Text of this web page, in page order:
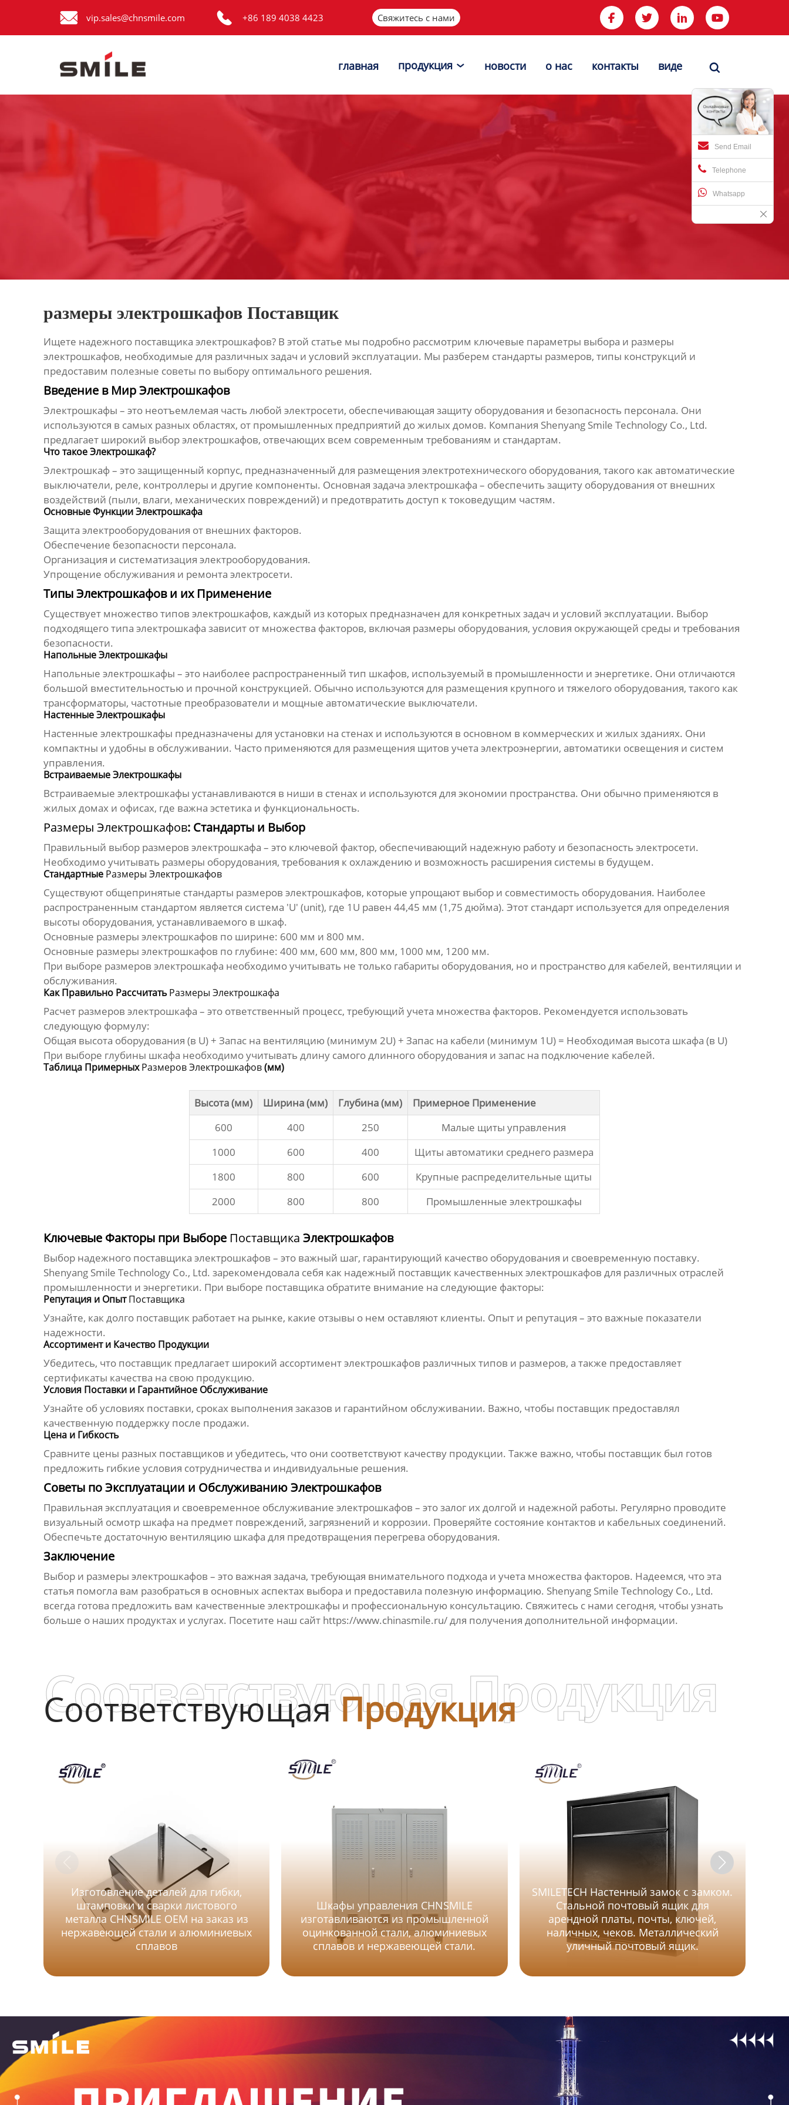
 vip.sales@chnsmile.com  +86 189 4038 4423 Свяжитесь с нами    
главная продукция  новости о нас контакты виде 
Send Email
Telephone
Whatsapp
размеры электрошкафов Поставщик
Ищете надежного поставщика электрошкафов? В этой статье мы подробно рассмотрим ключевые параметры выбора и размеры
электрошкафов, необходимые для различных задач и условий эксплуатации. Мы разберем стандарты размеров, типы конструкций и
предоставим полезные советы по выбору оптимального решения.
Введение в Мир Электрошкафов
Электрошкафы – это неотъемлемая часть любой электросети, обеспечивающая защиту оборудования и безопасность персонала. Они
используются в самых разных областях, от промышленных предприятий до жилых домов. Компания Shenyang Smile Technology Co., Ltd.
предлагает широкий выбор электрошкафов, отвечающих всем современным требованиям и стандартам.
Что такое Электрошкаф?
Электрошкаф – это защищенный корпус, предназначенный для размещения электротехнического оборудования, такого как автоматические
выключатели, реле, контроллеры и другие компоненты. Основная задача электрошкафа – обеспечить защиту оборудования от внешних
воздействий (пыли, влаги, механических повреждений) и предотвратить доступ к токоведущим частям.
Основные Функции Электрошкафа
Защита электрооборудования от внешних факторов.
Обеспечение безопасности персонала.
Организация и систематизация электрооборудования.
Упрощение обслуживания и ремонта электросети.
Типы Электрошкафов и их Применение
Существует множество типов электрошкафов, каждый из которых предназначен для конкретных задач и условий эксплуатации. Выбор
подходящего типа электрошкафа зависит от множества факторов, включая размеры оборудования, условия окружающей среды и требования
безопасности.
Напольные Электрошкафы
Напольные электрошкафы – это наиболее распространенный тип шкафов, используемый в промышленности и энергетике. Они отличаются
большой вместительностью и прочной конструкцией. Обычно используются для размещения крупного и тяжелого оборудования, такого как
трансформаторы, частотные преобразователи и мощные автоматические выключатели.
Настенные Электрошкафы
Настенные электрошкафы предназначены для установки на стенах и используются в основном в коммерческих и жилых зданиях. Они
компактны и удобны в обслуживании. Часто применяются для размещения щитов учета электроэнергии, автоматики освещения и систем
управления.
Встраиваемые Электрошкафы
Встраиваемые электрошкафы устанавливаются в ниши в стенах и используются для экономии пространства. Они обычно применяются в
жилых домах и офисах, где важна эстетика и функциональность.
Размеры Электрошкафов: Стандарты и Выбор
Правильный выбор размеров электрошкафа – это ключевой фактор, обеспечивающий надежную работу и безопасность электросети.
Необходимо учитывать размеры оборудования, требования к охлаждению и возможность расширения системы в будущем.
Стандартные Размеры Электрошкафов
Существуют общепринятые стандарты размеров электрошкафов, которые упрощают выбор и совместимость оборудования. Наиболее
распространенным стандартом является система 'U' (unit), где 1U равен 44,45 мм (1,75 дюйма). Этот стандарт используется для определения
высоты оборудования, устанавливаемого в шкаф.
Основные размеры электрошкафов по ширине: 600 мм и 800 мм.
Основные размеры электрошкафов по глубине: 400 мм, 600 мм, 800 мм, 1000 мм, 1200 мм.
При выборе размеров электрошкафа необходимо учитывать не только габариты оборудования, но и пространство для кабелей, вентиляции и
обслуживания.
Как Правильно РассчитатьРазмеры Электрошкафа
Расчет размеров электрошкафа – это ответственный процесс, требующий учета множества факторов. Рекомендуется использовать
следующую формулу:
Общая высота оборудования (в U) + Запас на вентиляцию (минимум 2U) + Запас на кабели (минимум 1U) = Необходимая высота шкафа (в U)
При выборе глубины шкафа необходимо учитывать длину самого длинного оборудования и запас на подключение кабелей.
Таблица ПримерныхРазмеров Электрошкафов(мм)
Высота (мм) Ширина (мм) Глубина (мм)
Примерное Применение
600
400 250
Малые щиты управления
1000
600 400
Щиты автоматики среднего размера
1800
800 600
Крупные распределительные щиты
2000
800 800 Промышленные электрошкафы
Ключевые Факторы при Выборе Поставщика Электрошкафов
Выбор надежного поставщика электрошкафов – это важный шаг, гарантирующий качество оборудования и своевременную поставку.
Shenyang Smile Technology Co., Ltd. зарекомендовала себя как надежный поставщиккачественных электрошкафов для различных отраслей
промышленности и энергетики. При выборе поставщика обратите внимание на следующие факторы:
Репутация и ОпытПоставщика
Узнайте, как долго поставщикработает на рынке, какие отзывы о нем оставляют клиенты. Опыт и репутация – это важные показатели
надежности.
Ассортимент и Качество Продукции
Убедитесь, что поставщикпредлагает широкий ассортимент электрошкафов различных типов и размеров, а также предоставляет
сертификаты качества на свою продукцию.
Условия Поставки и Гарантийное Обслуживание
Узнайте об условиях поставки, сроках выполнения заказов и гарантийном обслуживании. Важно, чтобы поставщикпредоставлял
качественную поддержку после продажи.
Цена и Гибкость
Сравните цены разных поставщиков и убедитесь, что они соответствуют качеству продукции. Также важно, чтобы поставщикбыл готов
предложить гибкие условия сотрудничества и индивидуальные решения.
Советы по Эксплуатации и Обслуживанию Электрошкафов
Правильная эксплуатация и своевременное обслуживание электрошкафов – это залог их долгой и надежной работы. Регулярно проводите
визуальный осмотр шкафа на предмет повреждений, загрязнений и коррозии. Проверяйте состояние контактов и кабельных соединений.
Обеспечьте достаточную вентиляцию шкафа для предотвращения перегрева оборудования.
Заключение
Выбор и размеры электрошкафов – это важная задача, требующая внимательного подхода и учета множества факторов. Надеемся, что эта
статья помогла вам разобраться в основных аспектах выбора и предоставила полезную информацию. Shenyang Smile Technology Co., Ltd.
всегда готова предложить вам качественные электрошкафы и профессиональную консультацию. Свяжитесь с нами сегодня, чтобы узнать
больше о наших продуктах и услугах. Посетите наш сайт https://www.chinasmile.ru/для получения дополнительной информации.
СоответствующаяПродукция
Соответствующая Продукция
Изготовление деталей для гибки,
штамповки и сварки листового
металла CHNSMILE OEM на заказ из
нержавеющей стали и алюминиевых
сплавов
Шкафы управления CHNSMILE
изготавливаются из промышленной
оцинкованной стали, алюминиевых
сплавов и нержавеющей стали.
SMILETECH Настенный замок с замком.
Стальной почтовый ящик для
арендной платы, почты, ключей,
наличных, чеков. Металлический
уличный почтовый ящик.